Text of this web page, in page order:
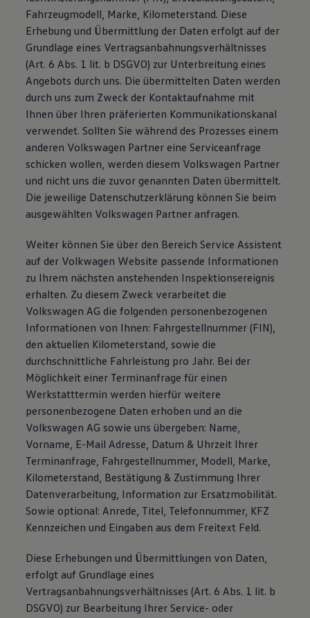
Fahrzeugmodell, Marke, Kilometerstand. Diese
Erhebung und Übermittlung der Daten erfolgt auf der
Grundlage eines Vertragsanbahnungsverhältnisses
(Art. 6 Abs. 1 lit. b DSGVO) zur Unterbreitung eines
Angebots durch uns. Die übermittelten Daten werden
durch uns zum Zweck der Kontaktaufnahme mit
Ihnen über Ihren präferierten Kommunikationskanal
verwendet. Sollten Sie während des Prozesses einem
anderen Volkswagen Partner eine Serviceanfrage
schicken wollen, werden diesem Volkswagen Partner
und nicht uns die zuvor genannten Daten übermittelt.
Die jeweilige Datenschutzerklärung können Sie beim
ausgewählten Volkswagen Partner anfragen.
Weiter können Sie über den Bereich Service Assistent
auf der Volkwagen Website passende Informationen
zu Ihrem nächsten anstehenden Inspektionsereignis
erhalten. Zu diesem Zweck verarbeitet die
Volkswagen AG die folgenden personenbezogenen
Informationen von Ihnen: Fahrgestellnummer (FIN),
den aktuellen Kilometerstand, sowie die
durchschnittliche Fahrleistung pro Jahr. Bei der
Möglichkeit einer Terminanfrage für einen
Werkstatttermin werden hierfür weitere
personenbezogene Daten erhoben und an die
Volkswagen AG sowie uns übergeben: Name,
Vorname, E-Mail Adresse, Datum & Uhrzeit Ihrer
Terminanfrage, Fahrgestellnummer, Modell, Marke,
Kilometerstand, Bestätigung & Zustimmung Ihrer
Datenverarbeitung, Information zur Ersatzmobilität.
Sowie optional: Anrede, Titel, Telefonnummer, KFZ
Kennzeichen und Eingaben aus dem Freitext Feld.
Diese Erhebungen und Übermittlungen von Daten,
erfolgt auf Grundlage eines
Vertragsanbahnungsverhältnisses (Art. 6 Abs. 1 lit. b
DSGVO) zur Bearbeitung Ihrer Service- oder